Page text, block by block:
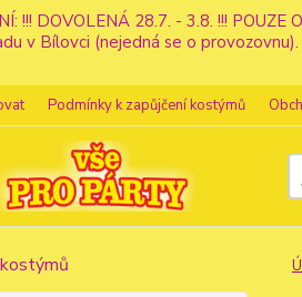
!!! DOVOLENÁ 28.7. - 3.8. !!!
v Bílovci (nejedná se o
Podmínky k zapůjčení kostýmů